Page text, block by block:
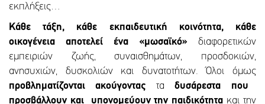
εκπλήξεις…
Κάθε τάξη, κάθε εκπαιδευτική κοινότητα, κάθε
οικογένεια αποτελεί ένα «μωσαϊκό» διαφορετικών
εμπειριών ζωής, συναισθημάτων, προσδοκιών,
ανησυχιών, δυσκολιών και δυνατοτήτων. Όλοι όμως
προβληματίζονται ακούγοντας τα δυσάρεστα που
προσβάλλουν και υπονομεύουν την παιδικότητα και την